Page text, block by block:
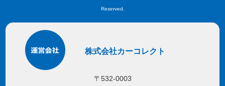
Reserved.
株式会社カーコレクト
〒532-0003